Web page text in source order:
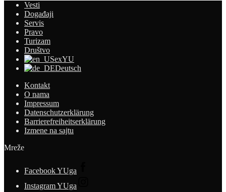
Vesti
Događaji
Servis
Pravo
Turizam
Društvo
exYU
Deutsch
Kontakt
O nama
Impressum
Datenschutzerklärung
Barrierefreiheitserklärung
Izmene na sajtu
Mreže
Facebook YUga
Instagram YUga